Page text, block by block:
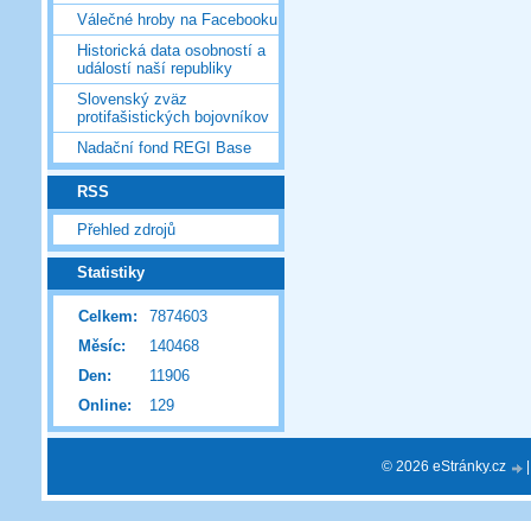
Válečné hroby na Facebooku
Historická data osobností a
událostí naší republiky
Slovenský zväz
protifašistických bojovníkov
Nadační fond REGI Base
RSS
Přehled zdrojů
Statistiky
Online: 129
Celkem:
7874603
Měsíc:
140468
Den:
11906
© 2026 eStránky.cz